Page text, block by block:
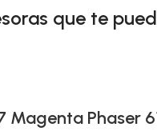
que te
Magenta Phaser